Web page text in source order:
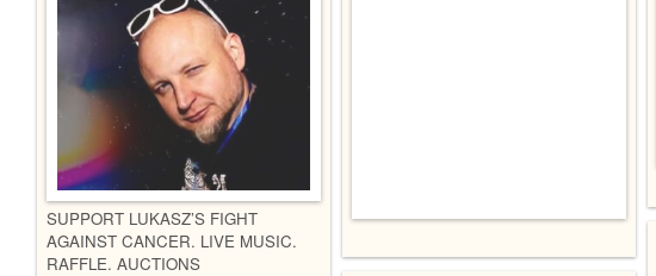
SUPPORT LUKASZ’S FIGHT
AGAINST CANCER. LIVE MUSIC.
RAFFLE. AUCTIONS